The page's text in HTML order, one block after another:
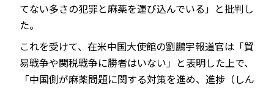
てない多さの犯罪と麻薬を運び込んでいる」と批判し
た。
これを受けて、在米中国大使館の劉鵬宇報道官は「貿
易戦争や関税戦争に勝者はいない」と表明した上で、
「中国側が麻薬問題に関する対策を進め、進捗（しん